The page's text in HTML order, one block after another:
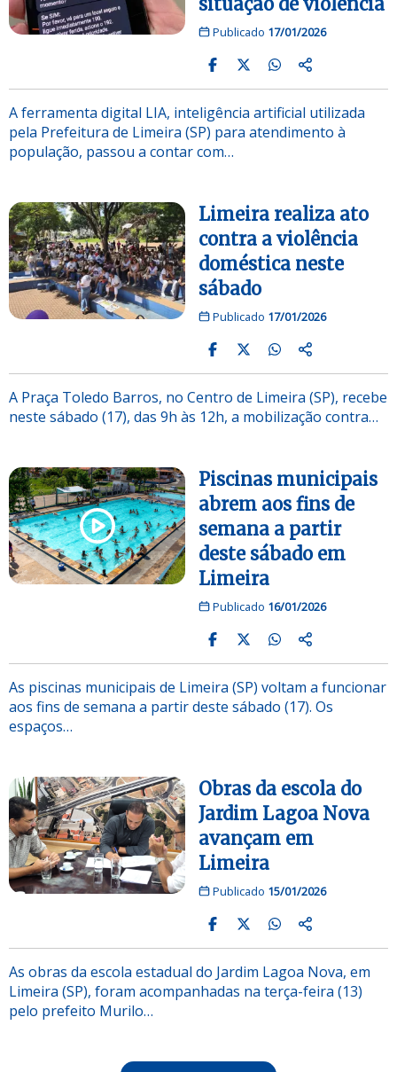
Publicado 17/01/2026
A ferramenta digital LIA, inteligência artificial utilizada
pela Prefeitura de Limeira (SP) para atendimento à
população, passou a contar com…
Limeira realiza ato
contra a violência
doméstica neste
sábado
Publicado 17/01/2026
A Praça Toledo Barros, no Centro de Limeira (SP), recebe
neste sábado (17), das 9h às 12h, a mobilização contra…
Piscinas municipais
abrem aos fins de
semana a partir
deste sábado em
Limeira
Publicado 16/01/2026
As piscinas municipais de Limeira (SP) voltam a funcionar
aos fins de semana a partir deste sábado (17). Os
espaços…
Obras da escola do
Jardim Lagoa Nova
avançam em
Limeira
Publicado 15/01/2026
As obras da escola estadual do Jardim Lagoa Nova, em
Limeira (SP), foram acompanhadas na terça-feira (13)
pelo prefeito Murilo…